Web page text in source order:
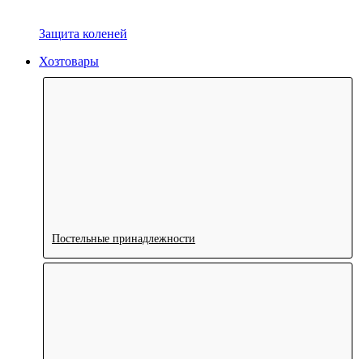
Защита коленей
Хозтовары
Постельные принадлежности